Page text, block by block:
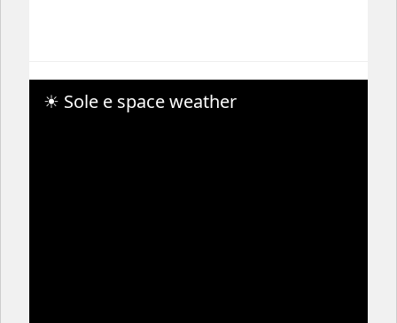
☀ Sole e space weather